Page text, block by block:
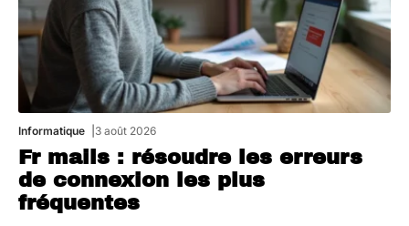
Informatique 3 août 2026
Fr mails : résoudre les erreurs
de connexion les plus
fréquentes